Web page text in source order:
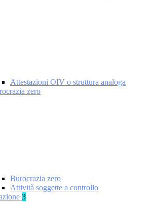
Attestazioni OIV o struttura analoga
zero
Burocrazia zero
Attività soggette a controllo
3